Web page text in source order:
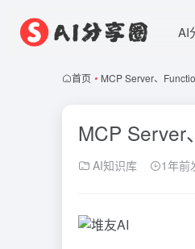
AI
首页 • MCP Server、
MCP Server
AI知识库 1年前